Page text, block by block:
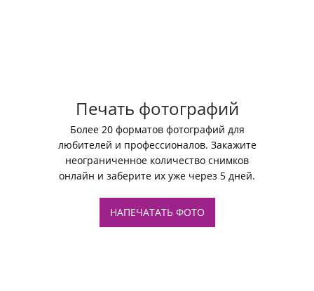
Печать фотографий
Более 20 форматов фотографий для
любителей и профессионалов. Закажите
неограниченное количество снимков
онлайн и заберите их уже через 5 дней.
НАПЕЧАТАТЬ ФОТО